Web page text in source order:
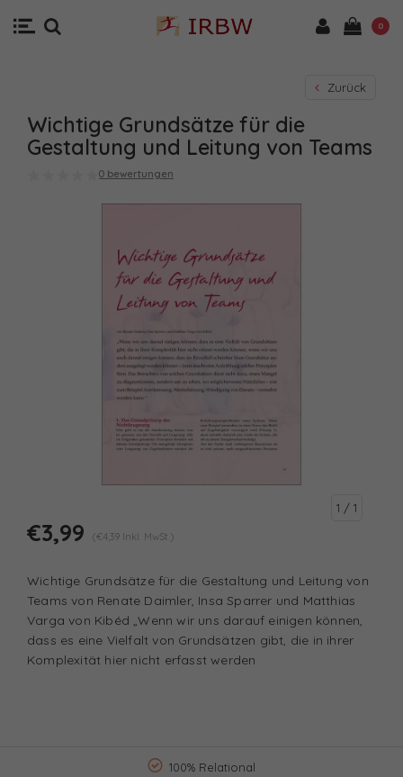
0
Zurück
Wichtige Grundsätze für die
Gestaltung und Leitung von Teams
0 bewertungen
1 / 1
€3,99 (€4,39 Inkl. MwSt.)
Wichtige Grundsätze für die Gestaltung und Leitung von
Teams von Renate Daimler, Insa Sparrer und Matthias
Varga von Kibéd „Wenn wir uns darauf einigen können,
dass es eine Vielfalt von Grundsätzen gibt, die in ihrer
Komplexität hier nicht erfasst werden
100% Relational